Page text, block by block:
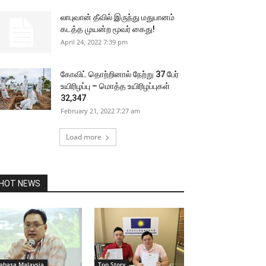
லாபுவான் தீவில் இருந்து மதுபானம்
கடத்த முயன்ற மூவர் கைது!
April 24, 2022 7:39 pm
கோவிட் தொற்றினால் நேற்று 37 பேர்
உயிரிழப்பு – மொத்த உயிரிழப்புகள்
32,347
February 21, 2022 7:27 am
Load more
NEWS
Malaysia Top Story